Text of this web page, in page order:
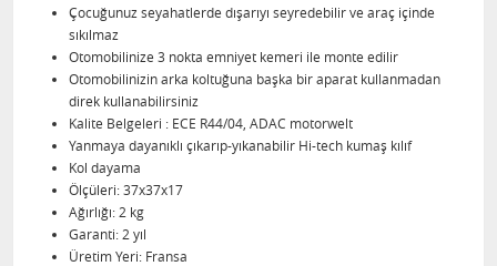
Çocuğunuz seyahatlerde dışarıyı seyredebilir ve araç içinde
sıkılmaz
Otomobilinize 3 nokta emniyet kemeri ile monte edilir
Otomobilinizin arka koltuğuna başka bir aparat kullanmadan
direk kullanabilirsiniz
Kalite Belgeleri : ECE R44/04, ADAC motorwelt
Yanmaya dayanıklı çıkarıp-yıkanabilir Hi-tech kumaş kılıf
Kol dayama
Ölçüleri: 37x37x17
Ağırlığı: 2 kg
Garanti: 2 yıl
Üretim Yeri: Fransa